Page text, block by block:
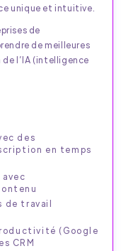
unique et intuitive.
de
de meilleures
l’IA (intelligence
des
en temps
de travail
(Google
CRM